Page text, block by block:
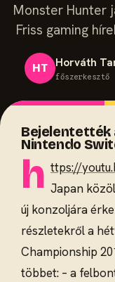
Monster Hunter
Friss gaming
HT Horváth
főszerkesztő
Bejelentették
Nintendo
h ttps://
Japan
új konzoljára
részletekről a
Championship
többet: – a